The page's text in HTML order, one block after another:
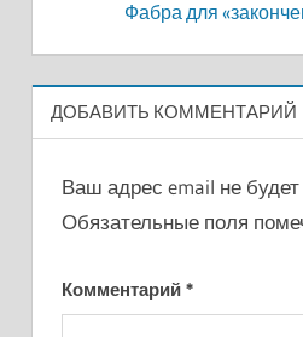
Фабра для
ДОБАВИТЬ КОММЕНТАРИЙ
Ваш адрес email не будет
Обязательные поля
Комментарий *